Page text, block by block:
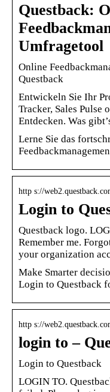
Questback:
Umfragetool
Online
Questback
Entwickeln Sie Ihr
Tracker, Sales Pulse
Entdecken. Was
Lerne Sie das
http s://
Login to
Questback logo.
Remember me.
your organization
Make Smarter
Login to Questback
http s://
login to –
Login to Questback
LOGIN TO.